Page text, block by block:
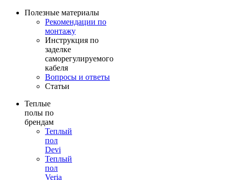
Полезные материалы
Рекомендации по
монтажу
Инструкция по
заделке
саморегулируемого
кабеля
Вопросы и ответы
Статьи
Теплые
полы по
брендам
Теплый
пол
Devi
Теплый
пол
Veria